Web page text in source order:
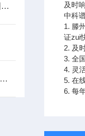
GB 5009.225-2023食品安全国家标准酒和食用酒精中乙醇浓度的测定气相色谱法
工业用羟丙基甲基纤维素气相色谱法
及时
中科
1. 滕
证zui
2. 及
3. 全
4. 灵
5. 在
6. 每